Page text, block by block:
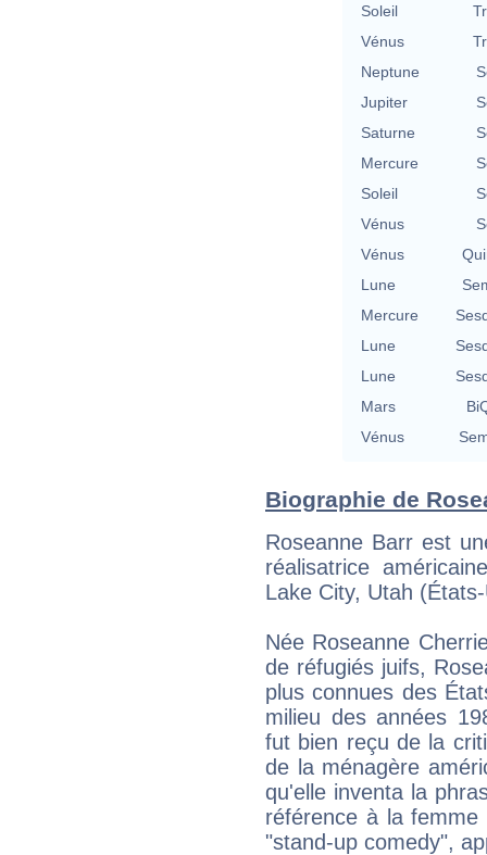
Soleil
Vénus
Neptune
Jupiter
Saturne
Mercure
Soleil
Vénus
Vénus
Lune
Mercure
Lune
Lune
Mars
Vénus
Biographie de
Roseanne Barr est
réalisatrice
Lake City, Utah
Née Roseanne
de réfugiés juifs,
plus connues des
milieu des années
fut bien reçu de la
de la ménagère
qu'elle inventa la
référence à la
"stand-up comedy",